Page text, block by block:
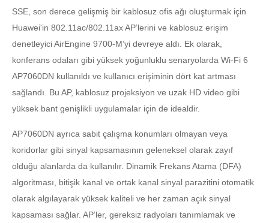
SSE, son derece gelişmiş bir kablosuz ofis ağı oluşturmak için
Huawei'in 802.11ac/802.11ax AP’lerini ve kablosuz erişim
denetleyici AirEngine 9700-M’yi devreye aldı. Ek olarak,
konferans odaları gibi yüksek yoğunluklu senaryolarda Wi-Fi 6
AP7060DN kullanıldı ve kullanıcı erişiminin dört kat artması
sağlandı. Bu AP, kablosuz projeksiyon ve uzak HD video gibi
yüksek bant genişlikli uygulamalar için de idealdir.
AP7060DN ayrıca sabit çalışma konumları olmayan veya
koridorlar gibi sinyal kapsamasının geleneksel olarak zayıf
olduğu alanlarda da kullanılır. Dinamik Frekans Atama (DFA)
algoritması, bitişik kanal ve ortak kanal sinyal parazitini otomatik
olarak algılayarak yüksek kaliteli ve her zaman açık sinyal
kapsaması sağlar. AP’ler, gereksiz radyoları tanımlamak ve